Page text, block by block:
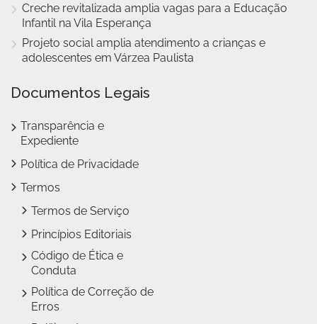
Creche revitalizada amplia vagas para a Educação
Infantil na Vila Esperança
Projeto social amplia atendimento a crianças e
adolescentes em Várzea Paulista
Documentos Legais
Transparência e
Expediente
Política de Privacidade
Termos
Termos de Serviço
Princípios Editoriais
Código de Ética e
Conduta
Política de Correção de
Erros